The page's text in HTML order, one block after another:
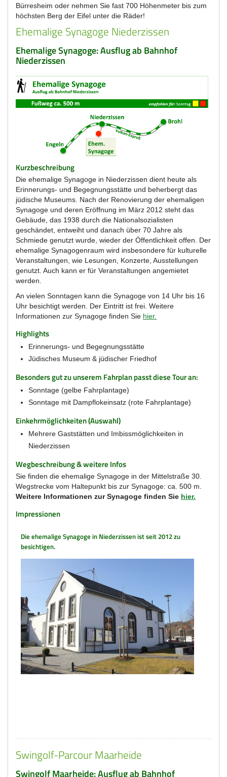
Bürresheim oder nehmen Sie fast 700 Höhenmeter bis zum
höchsten Berg der Eifel unter die Räder!
Ehemalige Synagoge Niederzissen
Ehemalige Synagoge: Ausflug ab Bahnhof
Niederzissen
Kurzbeschreibung
Die ehemalige Synagoge in Niederzissen dient heute als
Erinnerungs- und Begegnungsstätte und beherbergt das
jüdische Museums. Nach der Renovierung der ehemaligen
Synagoge und deren Eröffnung im März 2012 steht das
Gebäude, das 1938 durch die Nationalsozialisten
geschändet, entweiht und danach über 70 Jahre als
Schmiede genutzt wurde, wieder der Öffentlichkeit offen. Der
ehemalige Synagogenraum wird insbesondere für kulturelle
Veranstaltungen, wie Lesungen, Konzerte, Ausstellungen
genutzt. Auch kann er für Veranstaltungen angemietet
werden.
An vielen Sonntagen kann die Synagoge von 14 Uhr bis 16
Uhr besichtigt werden. Der Eintritt ist frei. Weitere
Informationen zur Synagoge finden Sie hier.
Highlights
Erinnerungs- und Begegnungsstätte
Jüdisches Museum & jüdischer Friedhof
Besonders gut zu unserem Fahrplan passt diese Tour an:
Sonntage (gelbe Fahrplantage)
Sonntage mit Dampflokeinsatz (rote Fahrplantage)
Einkehrmöglichkeiten (Auswahl)
Mehrere Gaststätten und Imbissmöglichkeiten in
Niederzissen
Wegbeschreibung & weitere Infos
Sie finden die ehemalige Synagoge in der Mittelstraße 30.
Wegstrecke vom Haltepunkt bis zur Synagoge: ca. 500 m.
Weitere Informationen zur Synagoge finden Sie hier.
Impressionen
Die ehemalige Synagoge in Niederzissen ist seit 2012 zu
besichtigen.
Swingolf-Parcour Maarheide
Swingolf Maarheide: Ausflug ab Bahnhof